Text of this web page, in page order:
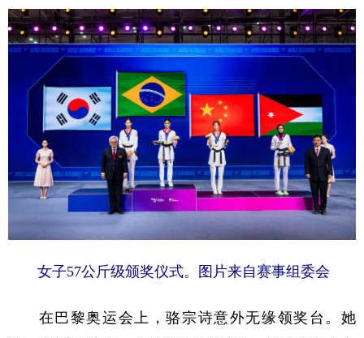
Deutsch Português
女子57公斤级颁奖仪式。图片来自赛事组委会
在巴黎奥运会上，骆宗诗意外无缘领奖台。她